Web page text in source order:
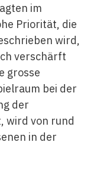
im
Priorität, die
wird,
verschärft
grosse
bei der
der
wird von rund
in der